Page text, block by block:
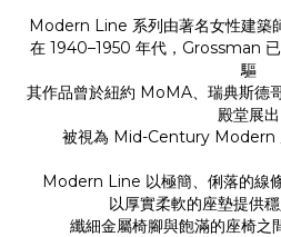
Modern Line 系列由著名女性建
在 1940–1950 年代，Grossman
驅
其作品曾於紐約 MoMA、瑞典斯德
殿堂展出
被視為 Mid-Century Modern
Modern Line 以極簡、俐落的線
以厚實柔軟的座墊提供
纖細金屬椅腳與飽滿的座椅之